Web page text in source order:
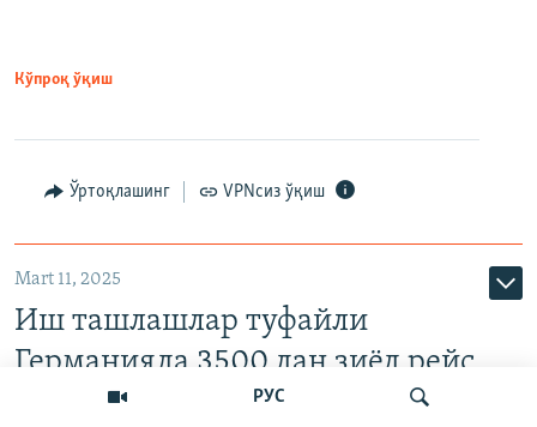
РУС
Кўпроқ ўқиш
Ўртоқлашинг VPNсиз ўқиш
Mart 11, 2025
Иш ташлашлар туфайли
Германияда 3500 дан зиёд рейс
бекор қилинди